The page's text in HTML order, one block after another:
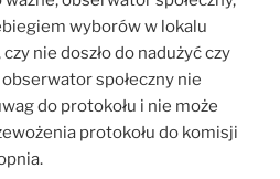
wyborów w lokalu
nie doszło do nadużyć czy
obserwator społeczny nie
do protokołu i nie może
protokołu do komisji